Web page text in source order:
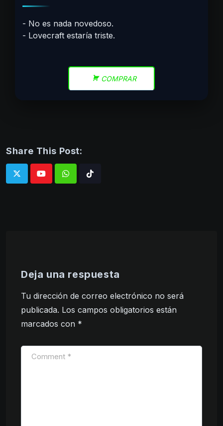
No es nada novedoso.
Lovecraft estaría triste.
COMPRAR
Share This Post:
WhatsappTiktok
Deja una respuesta
Tu dirección de correo electrónico no será
publicada. Los campos obligatorios están
marcados con *